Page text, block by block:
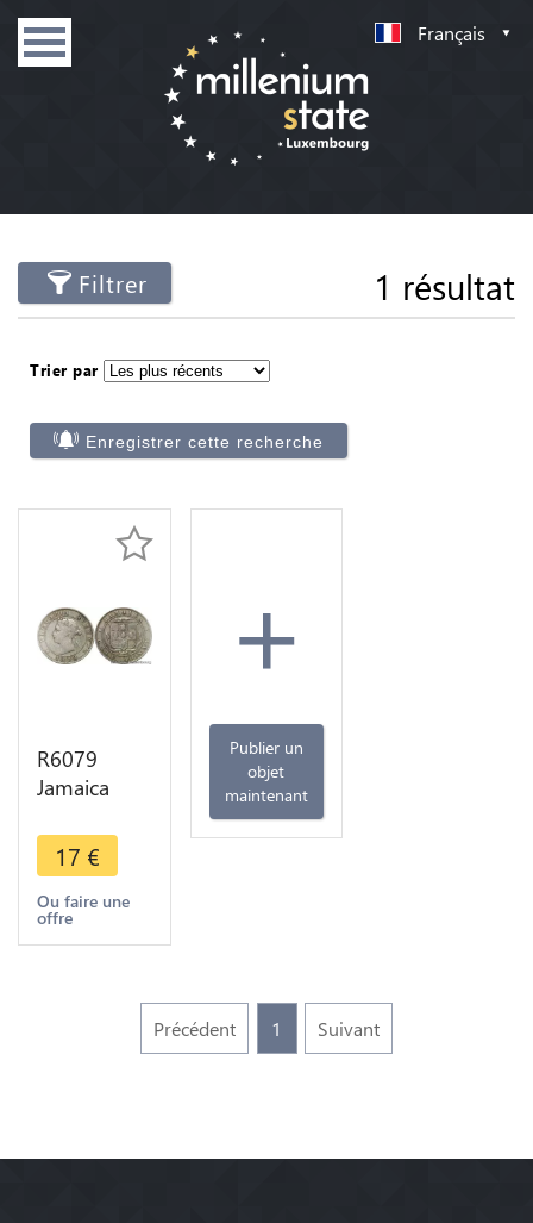
Français
Filtrer 1 résultat
Trier par
Enregistrer cette recherche
R6079
Jamaica
Victoria
1899 ->
Make offer
17 €
Ou faire une
offre
+
Publier un
objet
maintenant
Précédent 1 Suivant